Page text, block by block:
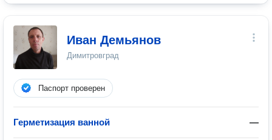
Иван Демьянов
Димитровград
Паспорт проверен
Герметизация ванной —